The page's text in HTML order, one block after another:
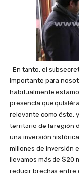
En tanto, el
importante para
habitualmente
presencia que
relevante como éste,
territorio de la región
una inversión
millones de inversión
llevamos más de $20
reducir brechas entre